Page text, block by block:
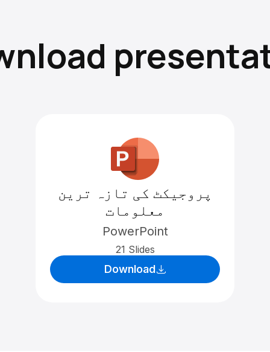
پروجیکٹ کی تازہ ترین
معلومات
PowerPoint
21 Slides
Download